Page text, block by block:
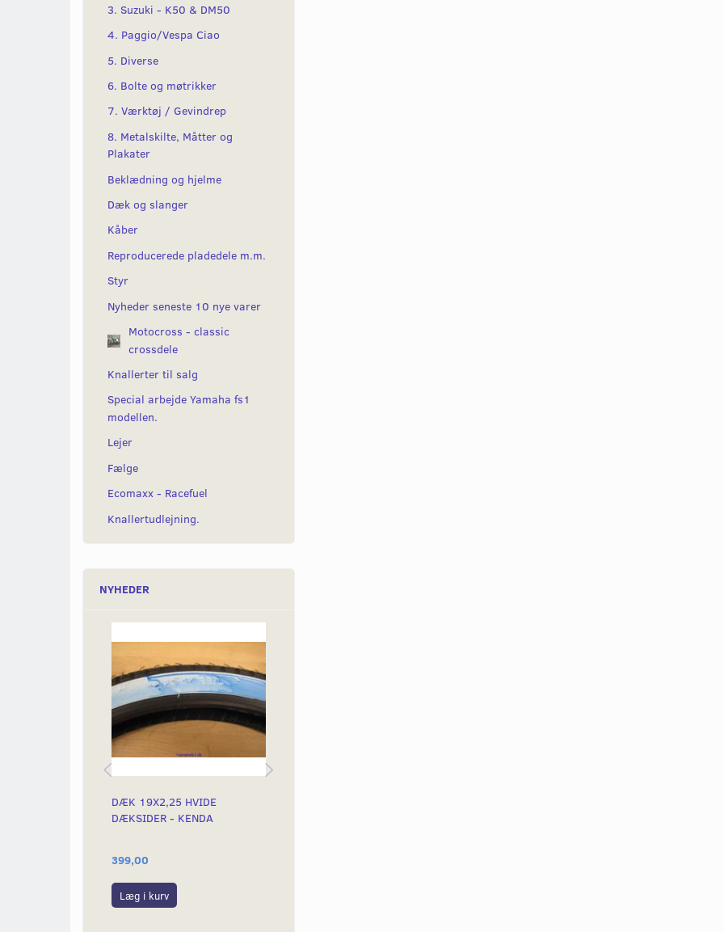
3. Suzuki - K50 & DM50
4. Paggio/Vespa Ciao
5. Diverse
6. Bolte og møtrikker
7. Værktøj / Gevindrep
8. Metalskilte, Måtter og
Plakater
Beklædning og hjelme
Dæk og slanger
Kåber
Reproducerede pladedele m.m.
Styr
Nyheder seneste 10 nye varer
Motocross - classic
crossdele
Knallerter til salg
Special arbejde Yamaha fs1
modellen.
Lejer
Fælge
Ecomaxx - Racefuel
Knallertudlejning.
NYHEDER
DÆK 19X2,25 HVIDE
DÆKSIDER - KENDA
399,00
Læg i kurv